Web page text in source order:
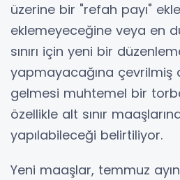
üzerine bir "refah payı"
eklemeyeceğine veya en
sınırı için yeni bir
yapmayacağına çevrilmiş
gelmesi muhtemel bir
özellikle alt sınır
yapılabileceği belirtiliyor.
Yeni maaşlar, temmuz